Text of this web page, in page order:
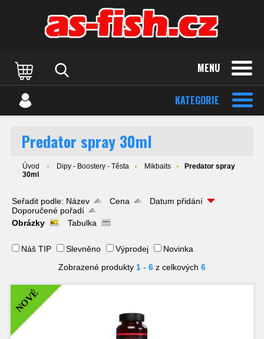
MENU
KATEGORIE
Predator spray 30ml
Úvod Dipy - Boostery - Těsta Mikbaits
Predator spray
30ml
Seřadit podle: Název Cena
Datum přidání
Doporučené pořadí
Obrázky
Tabulka
Náš TIP Slevněno Výprodej
Novinka
Zobrazené produkty 1 - 6 z celkových 6
NOVÉ